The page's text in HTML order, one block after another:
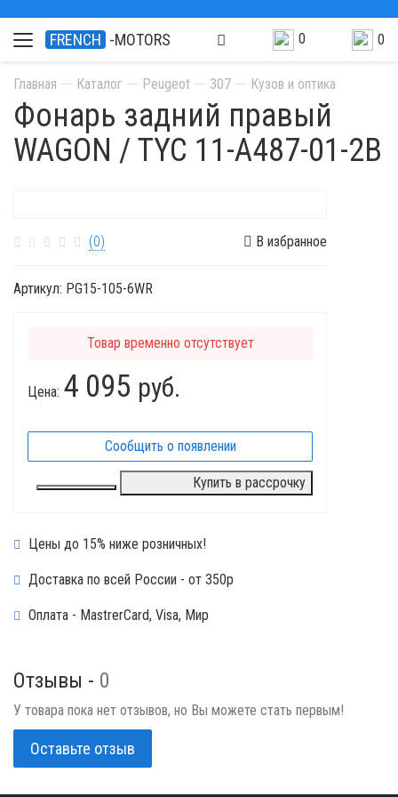
FRENCH -MOTORS 0 0
Главная Каталог Peugeot 307 Кузов и оптика
Фонарь задний правый
WAGON / TYC 11-A487-01-2B
(0) В избранное
Артикул: PG15-105-6WR
Товар временно отсутствует
Цена: 4 095 руб.
Сообщить о появлении
Купить в рассрочку
Цены до 15% ниже розничных!
Доставка по всей России - от 350р
Оплата - MastrerCard, Visa, Мир
Отзывы - 0
У товара пока нет отзывов, но Вы можете стать первым!
Оставьте отзыв